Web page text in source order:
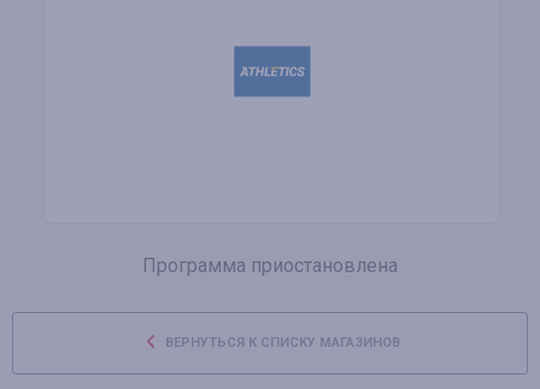
Программа приостановлена
ВЕРНУТЬСЯ К СПИСКУ МАГАЗИНОВ